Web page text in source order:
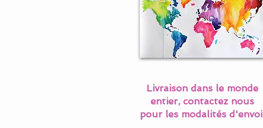
Livraison dans le monde
entier, contactez nous
pour les modalités